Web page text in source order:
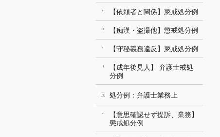
【依頼者と関係】懲戒処分例
【痴漢・盗撮他】懲戒処分例
【守秘義務違反】懲戒処分例
【成年後見人】 弁護士戒処
分例
処分例：弁護士業務上
【意思確認せず提訴、業務】
懲戒処分例